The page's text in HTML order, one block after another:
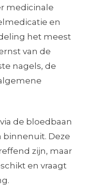
medicinale
en
het meest
van de
nagels, de
de bloedbaan
binnenuit. Deze
zijn, maar
en vraagt